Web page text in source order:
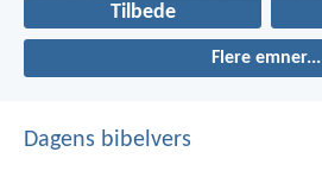
Tilbede
Flere emner...
Dagens bibelvers